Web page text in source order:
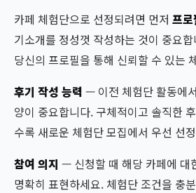
카페 체험단으로 선정되려면 먼저 프
기소개를 정성껏 작성하는 것이 중요
당신의 프로필을 통해 신뢰할 수 있는
후기 작성 능력 — 이전 체험단 활동에
양이 중요합니다. 구체적이고 솔직한
수록 새로운 체험단 모집에서 우선 선
참여 의지 — 신청할 때 해당 카페에 대
명확히 표현하세요. 체험단 조건을 충